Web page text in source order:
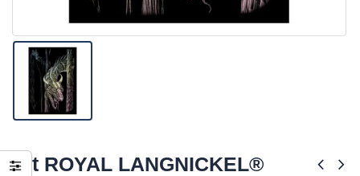
Kit ROYAL LANGNICKEL®